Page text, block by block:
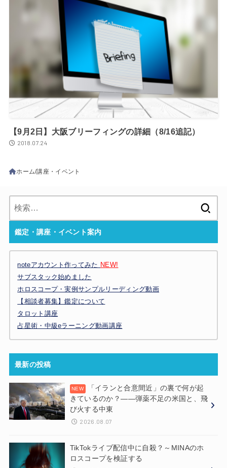
【9月2日】大阪ブリーフィングの詳細（8/16追記）
2018.07.24
ホーム 講座・イベント
鑑定・講座・イベント案内
noteアカウント作ってみた NEW!
サブスタック始めました
ホロスコープ・実例サンプルリーディング動画
【相談者募集】鑑定について
タロット講座
占星術・中級eラーニング動画講座
最新の投稿
「イランと合意間近」の裏で何が起
きているのか？——弾薬不足の米国と、飛
び火する中東
2026.08.07
TikTokライブ配信中に自殺？～MINAのホ
ロスコープを検証する